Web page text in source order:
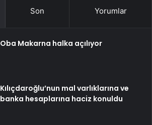
Son Yorumlar
Oba Makarna halka açılıyor
Kılıçdaroğlu’nun mal varlıklarına ve
banka hesaplarına haciz konuldu